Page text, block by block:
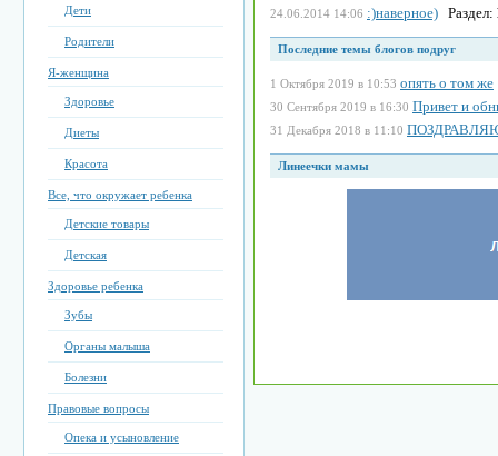
Дети
Родители
Я-женщина
Здоровье
Диеты
Красота
Все, что окружает ребенка
Детские товары
Детская
Здоровье ребенка
Зубы
Органы малыша
Болезни
Правовые вопросы
Опека и усыновление
24.06.2014 14:06 :)наверное) Раздел:
Последние темы блогов подруг
1 Октября 2019 в 10:53 опять о том же
30 Сентября 2019 в 16:30 Привет и
31 Декабря 2018 в 11:10
Линеечки мамы